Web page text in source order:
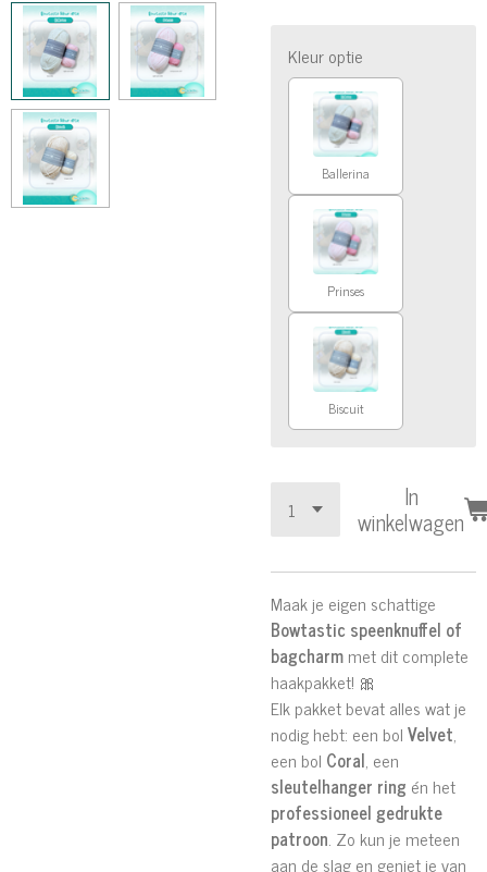
Kleur optie
Ballerina
Prinses
Biscuit
In
winkelwagen
Maak je eigen schattige
Bowtastic speenknuffel of
bagcharmmet dit complete
haakpakket! 🎀
Elk pakket bevat alles wat je
nodig hebt: een bolVelvet,
een bol Coral, een
sleutelhanger ring én het
professioneel gedrukte
patroon. Zo kun je meteen
aan de slag en geniet je van